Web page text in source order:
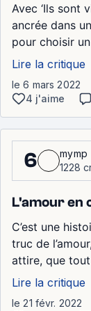
Avec ‘Ils sont
ancrée dans
pour choisir
Lire la critique
le 6 mars 2022
4 j'aime
6
mymp
1228
L'amour en
C’est une
truc de
attire, que tout
Lire la critique
le 21 févr. 2022